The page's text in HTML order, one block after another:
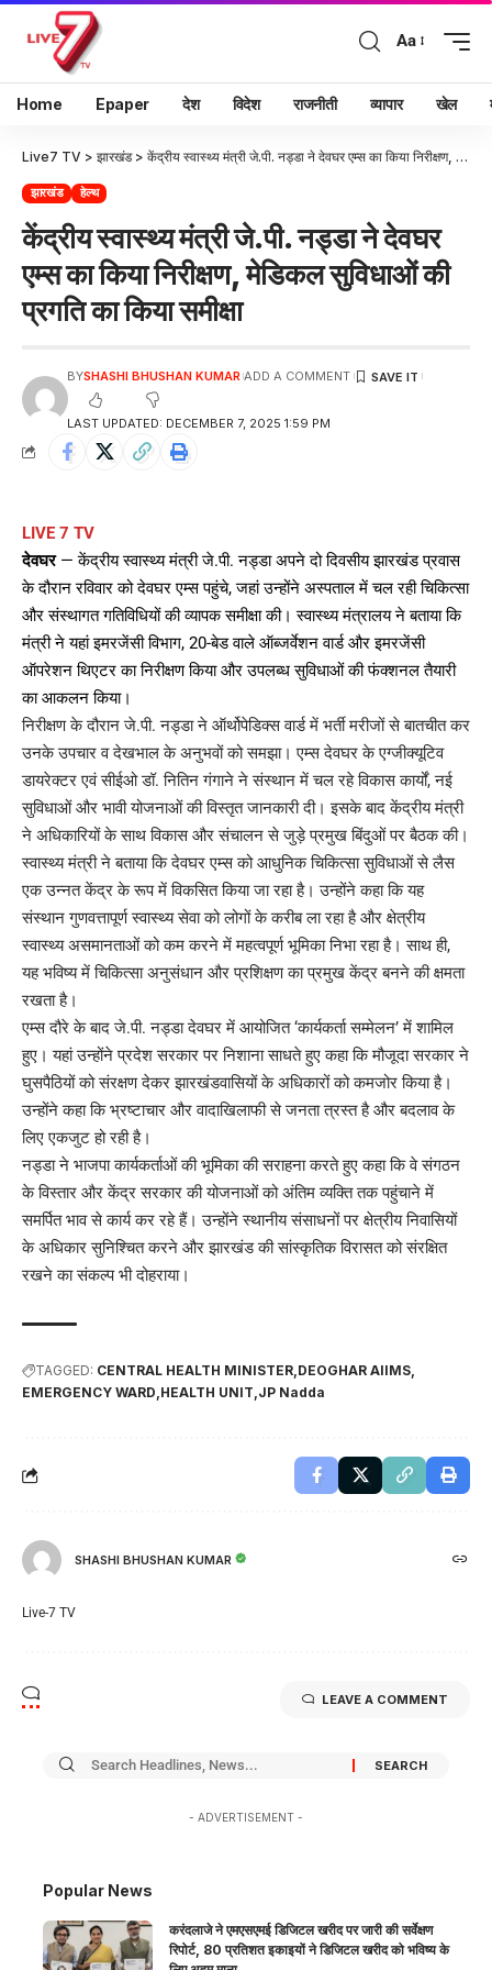
Aa
Home Epaper देश विदेश राजनीती व्यापार खेल
Live7 TV > झारखंड> केंद्रीय स्वास्थ्य मंत्री जे.पी. नड्डा ने देवघर एम्स का किया निरीक्षण, मेडिकल सुविधाओं की प्रगति का किया समीक्षा
झारखंड हेल्थ
केंद्रीय स्वास्थ्य मंत्री जे.पी. नड्डा ने देवघर
एम्स का किया निरीक्षण, मेडिकल सुविधाओं की
प्रगति का किया समीक्षा
LAST UPDATED: DECEMBER 7, 2025 1:59 PM
BYSHASHI BHUSHAN KUMAR ADD A COMMENT
LIVE 7 TV
देवघर— केंद्रीय स्वास्थ्य मंत्री जे.पी. नड्डा अपने दो दिवसीय झारखंड प्रवास
के दौरान रविवार को देवघर एम्स पहुंचे, जहां उन्होंने अस्पताल में चल रही चिकित्सा
और संस्थागत गतिविधियों की व्यापक समीक्षा की। स्वास्थ्य मंत्रालय ने बताया कि
मंत्री ने यहां इमरजेंसी विभाग, 20-बेड वाले ऑब्जर्वेशन वार्ड और इमरजेंसी
ऑपरेशन थिएटर का निरीक्षण किया और उपलब्ध सुविधाओं की फंक्शनल तैयारी
का आकलन किया।
निरीक्षण के दौरान जे.पी. नड्डा ने ऑर्थोपेडिक्स वार्ड में भर्ती मरीजों से बातचीत कर
उनके उपचार व देखभाल के अनुभवों को समझा। एम्स देवघर के एग्जीक्यूटिव
डायरेक्टर एवं सीईओ डॉ. नितिन गंगाने ने संस्थान में चल रहे विकास कार्यों, नई
सुविधाओं और भावी योजनाओं की विस्तृत जानकारी दी। इसके बाद केंद्रीय मंत्री
ने अधिकारियों के साथ विकास और संचालन से जुड़े प्रमुख बिंदुओं पर बैठक की।
स्वास्थ्य मंत्री ने बताया कि देवघर एम्स को आधुनिक चिकित्सा सुविधाओं से लैस
एक उन्नत केंद्र के रूप में विकसित किया जा रहा है। उन्होंने कहा कि यह
संस्थान गुणवत्तापूर्ण स्वास्थ्य सेवा को लोगों के करीब ला रहा है और क्षेत्रीय
स्वास्थ्य असमानताओं को कम करने में महत्वपूर्ण भूमिका निभा रहा है। साथ ही,
यह भविष्य में चिकित्सा अनुसंधान और प्रशिक्षण का प्रमुख केंद्र बनने की क्षमता
रखता है।
एम्स दौरे के बाद जे.पी. नड्डा देवघर में आयोजित ‘कार्यकर्ता सम्मेलन’ में शामिल
हुए। यहां उन्होंने प्रदेश सरकार पर निशाना साधते हुए कहा कि मौजूदा सरकार ने
घुसपैठियों को संरक्षण देकर झारखंडवासियों के अधिकारों को कमजोर किया है।
उन्होंने कहा कि भ्रष्टाचार और वादाखिलाफी से जनता त्रस्त है और बदलाव के
लिए एकजुट हो रही है।
नड्डा ने भाजपा कार्यकर्ताओं की भूमिका की सराहना करते हुए कहा कि वे संगठन
के विस्तार और केंद्र सरकार की योजनाओं को अंतिम व्यक्ति तक पहुंचाने में
समर्पित भाव से कार्य कर रहे हैं। उन्होंने स्थानीय संसाधनों पर क्षेत्रीय निवासियों
के अधिकार सुनिश्चित करने और झारखंड की सांस्कृतिक विरासत को संरक्षित
रखने का संकल्प भी दोहराया।
TAGGED: CENTRAL HEALTH MINISTER DEOGHAR AIIMS
EMERGENCY WARD HEALTH UNIT JP Nadda
SHASHI BHUSHAN KUMAR
Live-7 TV
LEAVE A COMMENT
- ADVERTISEMENT -
Popular News
करंदलाजे ने एमएसएमई डिजिटल खरीद पर जारी की सर्वेक्षण
रिपोर्ट, 80 प्रतिशत इकाइयों ने डिजिटल खरीद को भविष्य के